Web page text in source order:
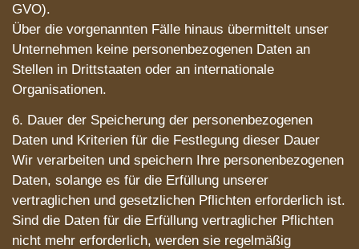
GVO).
Über die vorgenannten Fälle hinaus übermittelt unser
Unternehmen keine personenbezogenen Daten an
Stellen in Drittstaaten oder an internationale
Organisationen.
6. Dauer der Speicherung der personenbezogenen
Daten und Kriterien für die Festlegung dieser Dauer
Wir verarbeiten und speichern Ihre personenbezogenen
Daten, solange es für die Erfüllung unserer
vertraglichen und gesetzlichen Pflichten erforderlich ist.
Sind die Daten für die Erfüllung vertraglicher Pflichten
nicht mehr erforderlich, werden sie regelmäßig